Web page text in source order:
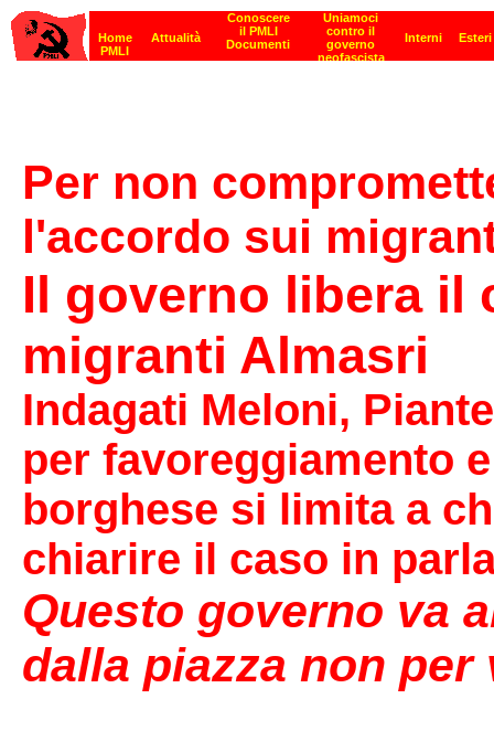
Per non
l'accordo sui
Il governo libera il
migranti Almasri
Indagati Meloni,
per favoreggiamento
borghese si limita a
chiarire il caso in
Questo governo va
dalla piazza non